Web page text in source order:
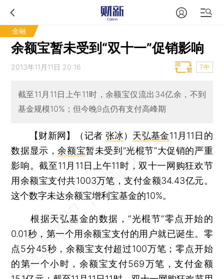
金融
余额宝暂未受到“双十一”促销影响
2013年11月11日 20:16 T中
截至11月11日上午11时，余额宝仅流出34亿余，不到
基金规模10%；但今晚9点仍有支付高峰期
【财新网】（记者 张冰） 天弘基金11月11日的
数据显示，余额宝暂未受到“光棍节”大促销的严重
影响。截至11月11日上午11时，双十一网购狂欢节
用余额宝支付共1003万笔，支付金额34.43亿元。
这个数字未达余额宝增利宝基金的10%。
根据天弘基金的数据，“光棍节”零点开始的
0.01秒，第一个用余额宝支付的用户就已诞生。零
点5分45秒，余额宝支付超过100万笔；零点开始
的第一个小时，余额宝支付569万笔，支付金额